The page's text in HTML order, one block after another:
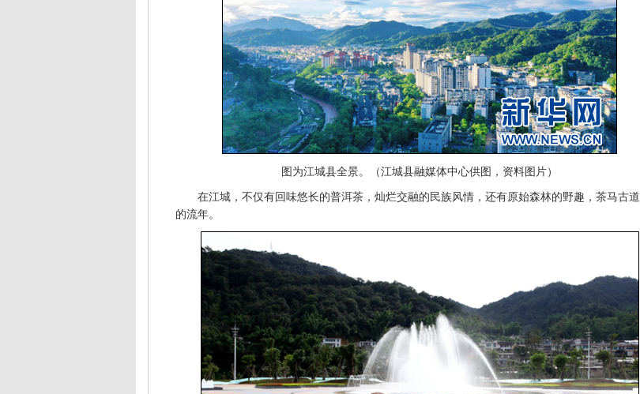
图为江城县全景。（江城县融媒体中心供图，资料图片）
在江城，不仅有回味悠长的普洱茶，灿烂交融的民族风情，还有原始森林的野趣，茶马古道
的流年。